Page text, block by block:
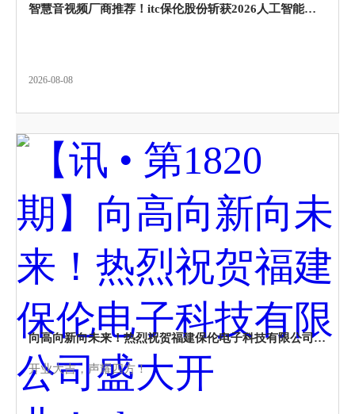
智慧音视频厂商推荐！itc保伦股份斩获2026人工智能创新奖！以场景化AI激活空间视听新动能！
2026-08-08
向高向新向未来！热烈祝贺福建保伦电子科技有限公司盛大开业！
开业大吉，声耀四方！